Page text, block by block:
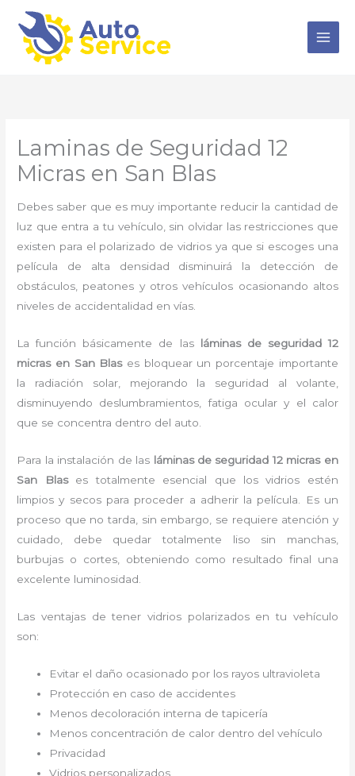
contenido
Laminas de Seguridad 12
Micras en San Blas
Debes saber que es muy importante reducir la cantidad de
luz que entra a tu vehículo, sin olvidar las restricciones que
existen para el polarizado de vidrios ya que si escoges una
película de alta densidad disminuirá la detección de
obstáculos, peatones y otros vehículos ocasionando altos
niveles de accidentalidad en vías.
La función básicamente de las láminas de seguridad 12
micras en San Blas es bloquear un porcentaje importante
la radiación solar, mejorando la seguridad al volante,
disminuyendo deslumbramientos, fatiga ocular y el calor
que se concentra dentro del auto.
Para la instalación de las láminas de seguridad 12 micrasen
San Blas es totalmente
esencial que los vidrios estén
limpios y secos para proceder a adherir la película. Es un
proceso que no tarda, sin embargo, se requiere atención y
cuidado, debe quedar totalmente liso sin manchas,
burbujas o cortes, obteniendo como resultado final una
excelente luminosidad.
Las ventajas de tener vidrios polarizados en tu vehículo
son:
Evitar el daño ocasionado por los rayos ultravioleta
Protección en caso de accidentes
Menos decoloración interna de tapicería
Menos concentración de calor dentro del vehículo
Privacidad
Vidrios personalizados